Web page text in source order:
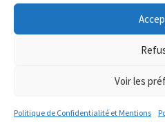
Voir les
Politique de Confidentialité et Mentions
Bienvenue à Puycapel La
Les bonnes
Contacts &
Conformité à
Puycapel.fr utilise des cookies
votre usage du site web. nous